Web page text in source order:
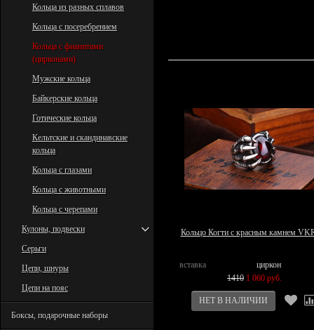
Кольца из разных сплавов
Кольца с посеребрением
Кольца с фианитами
(цирконами)
Мужские кольца
Байкерские кольца
Готические кольца
Кельтские и скандинавские
кольца
Кольца с глазами
Кольца с животными
Кольца с черепами
Кулоны, подвески
Серьги
Цепи, шнуры
Цепи на пояс
Боксы, подарочные наборы
Кольцо Когти с красным камнем
вставка
циркон
1410 1 060 руб.